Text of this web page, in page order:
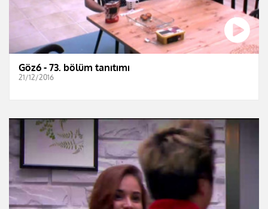
Göz6 - 73. bölüm tanıtımı
21/12/2016